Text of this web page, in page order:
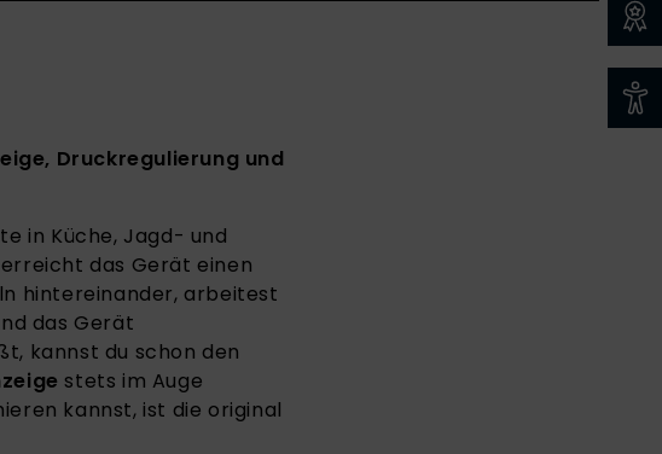
Druckregulierung und
in Küche, Jagd- und
erreicht das Gerät einen
hintereinander, arbeitest
das Gerät
kannst du schon den
stets im Auge
kannst, ist die original